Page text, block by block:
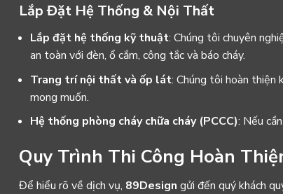
Lắp Đặt Hệ Thống & Nội Thất
Lắp đặt hệ thống kỹ thuật: Chúng tôi chuyên
an toàn với đèn, ổ cắm, công tắc và báo cháy.
Trang trí nội thất và ốp lát: Chúng tôi hoàn thiện
mong muốn.
Hệ thống phòng cháy chữa cháy (PCCC): Nếu
Quy Trình Thi Công Hoàn
Để hiểu rõ về dịch vụ, 89Design gửi đến quý khách